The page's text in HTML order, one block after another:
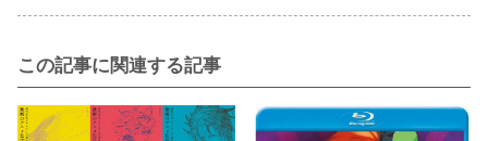
この記事に関連する記事